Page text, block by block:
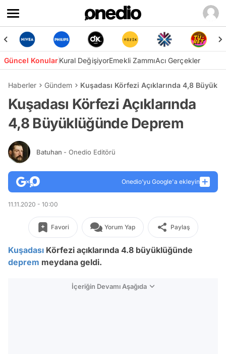
Güncel KonularKural DeğişiyorEmekli ZammıAcı Gerçekler
Haberler Gündem Kuşadası Körfezi Açıklarında 4,8
Kuşadası Körfezi Açıklarında
4,8 Büyüklüğünde Deprem
Batuhan - Onedio Editörü
Onedio’yu Google'a ekleyin
11.11.2020 - 10:00
Favori Yorum Yap Paylaş
Kuşadası Körfezi açıklarında 4.8 büyüklüğünde
deprem meydana geldi.
İçeriğin Devamı Aşağıda